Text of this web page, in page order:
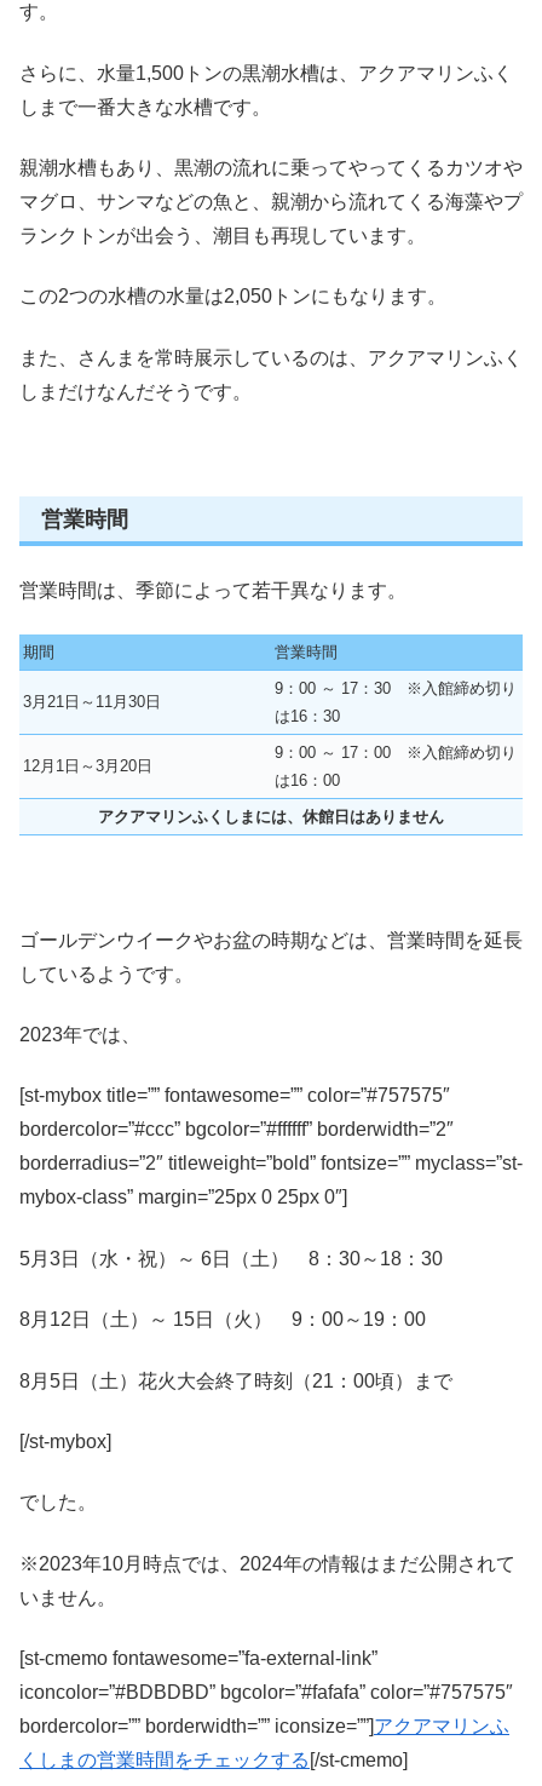
す。
さらに、水量1,500トンの黒潮水槽は、アクアマリンふく
しまで一番大きな水槽です。
親潮水槽もあり、黒潮の流れに乗ってやってくるカツオや
マグロ、サンマなどの魚と、親潮から流れてくる海藻やプ
ランクトンが出会う、潮目も再現しています。
この2つの水槽の水量は2,050トンにもなります。
また、 さんまを常時展示しているのは、 アクアマリンふく
しまだけなんだそうです。
営業時間
営業時間は、季節によって若干異なります。
期間 営業時間
3月21日～11月30日
9：00 ～ 17：30 ※入館締め切り
は16：30
12月1日～3月20日
9：00 ～ 17：00 ※入館締め切り
は16：00
アクアマリンふくしまには、休館日はありません
ゴールデンウイークやお盆の時期などは、営業時間を延長
しているようです。
2023年では、
[st-mybox title=”” fontawesome=”” color=”#757575″
bordercolor=”#ccc” bgcolor=”#ffffff” borderwidth=”2″
borderradius=”2″ titleweight=”bold” fontsize=”” myclass=”st-
mybox-class” margin=”25px 0 25px 0″]
5月3日（水・祝）～ 6日（土） 8：30～18：30
8月12日（土）～ 15日（火） 9：00～19：00
8月5日（土）花火大会終了時刻（21：00頃）まで
[/st-mybox]
でした。
※2023年10月時点では、2024年の情報はまだ公開されて
いません。
[st-cmemo fontawesome=”fa-external-link”
iconcolor=”#BDBDBD” bgcolor=”#fafafa” color=”#757575″
bordercolor=”” borderwidth=”” iconsize=””]アクアマリンふ
くしまの営業時間をチェックする [/st-cmemo]